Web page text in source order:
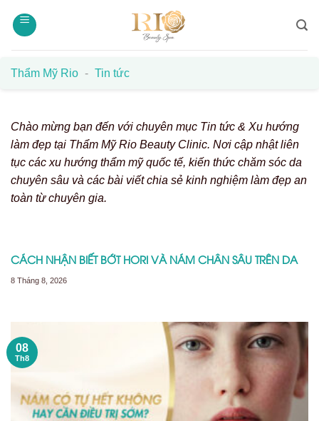
qua
Thẩm Mỹ Rio - Tin tức
Chào mừng bạn đến với chuyên mục Tin tức & Xu hướng
làm đẹp tại Thẩm Mỹ Rio Beauty Clinic. Nơi cập nhật liên
tục các xu hướng thẩm mỹ quốc tế, kiến thức chăm sóc da
chuyên sâu và các bài viết chia sẻ kinh nghiệm làm đẹp an
toàn từ chuyên gia.
CÁCH NHẬN BIẾT BỚT HORI VÀ NÁM CHÂN SÂU TRÊN DA
8 Tháng 8, 2026
08
Th8